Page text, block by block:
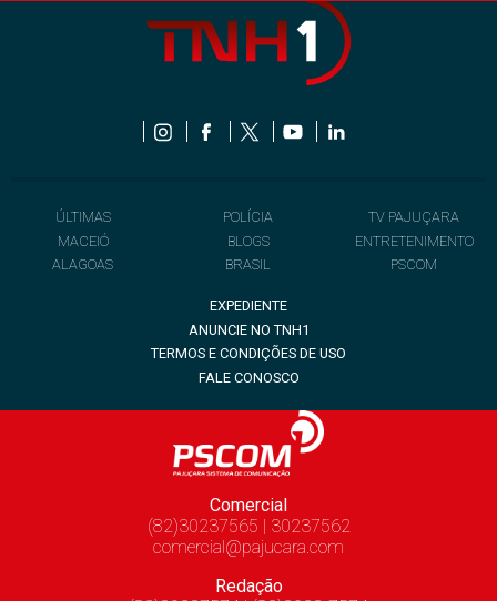
ÚLTIMAS
MACEIÓ
ALAGOAS
POLÍCIA
BLOGS
BRASIL
TV PAJUÇARA
ENTRETENIMENTO
PSCOM
EXPEDIENTE
ANUNCIE NO TNH1
TERMOS E CONDIÇÕES DE USO
FALE CONOSCO
Comercial
(82)30237565 | 30237562
comercial@pajucara.com
Redação